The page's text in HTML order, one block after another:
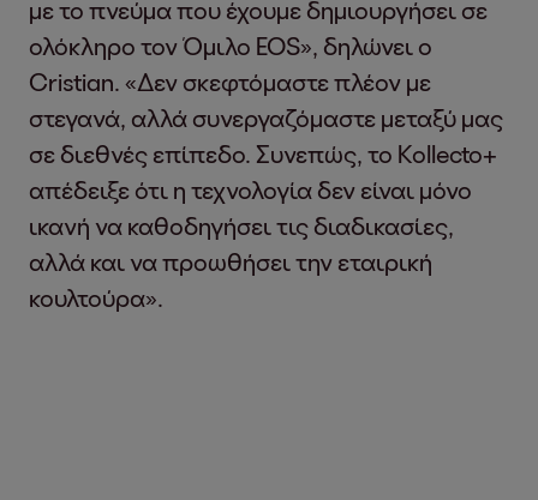
με το πνεύμα που έχουμε δημιουργήσει σε
ολόκληρο τον Όμιλο EOS», δηλώνει ο
Cristian. «Δεν σκεφτόμαστε πλέον με
στεγανά, αλλά συνεργαζόμαστε μεταξύ μας
σε διεθνές επίπεδο. Συνεπώς, το Kollecto+
απέδειξε ότι η τεχνολογία δεν είναι μόνο
ικανή να καθοδηγήσει τις διαδικασίες,
αλλά και να προωθήσει την εταιρική
κουλτούρα».